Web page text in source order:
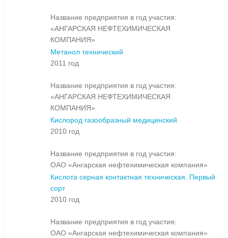
Название предприятия в год участия:
«АНГАРСКАЯ НЕФТЕХИМИЧЕСКАЯ
КОМПАНИЯ»
Метанол технический
2011 год
Название предприятия в год участия:
«АНГАРСКАЯ НЕФТЕХИМИЧЕСКАЯ
КОМПАНИЯ»
Кислород газообразный медицинский
2010 год
Название предприятия в год участия:
ОАО «Ангарская нефтехимическая компания»
Кислота серная контактная техническая. Первый
сорт
2010 год
Название предприятия в год участия:
ОАО «Ангарская нефтехимическая компания»